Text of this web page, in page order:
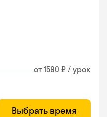
от 1590 ₽ / урок
Выбрать время